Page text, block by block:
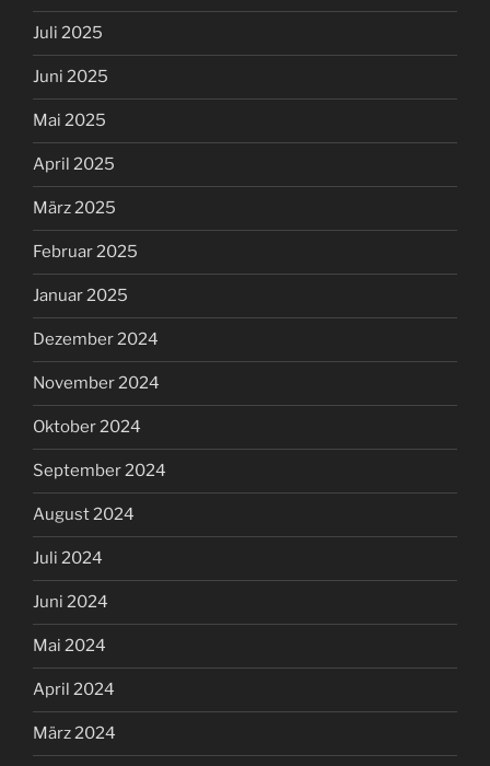
Juli 2025
Juni 2025
Mai 2025
April 2025
März 2025
Februar 2025
Januar 2025
Dezember 2024
November 2024
Oktober 2024
September 2024
August 2024
Juli 2024
Juni 2024
Mai 2024
April 2024
März 2024